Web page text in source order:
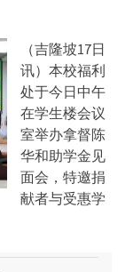
（吉隆坡17日
讯）本校福利
处于今日中午
在学生楼会议
室举办拿督陈
华和助学金见
面会，特邀捐
献者与受惠学